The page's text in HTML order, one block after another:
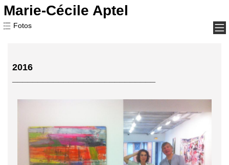
Marie-Cécile Aptel
Marie-Cécile Aptel
Fotos
2016